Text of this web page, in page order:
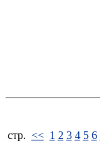
стp. << 1 2 3 4 5 6